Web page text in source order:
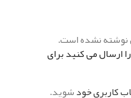
نوشته نشده است.
ارسال می کنید برای
کاربری خودشوید.